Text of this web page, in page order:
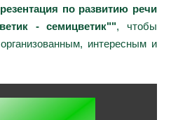
по развитию речи
- семицветик"", чтобы
интересным и